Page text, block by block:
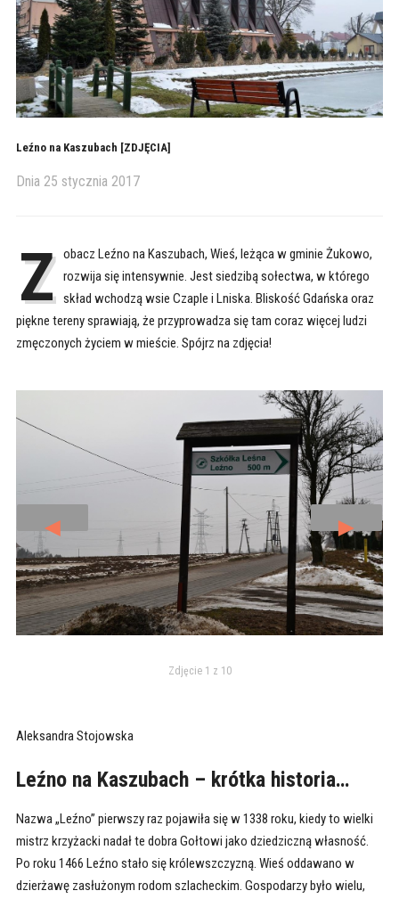
Leźno na Kaszubach [ZDJĘCIA]
Dnia 25 stycznia 2017
Z obacz Leźno na Kaszubach, Wieś, leżąca w gminie Żukowo,
rozwija się intensywnie. Jest siedzibą sołectwa, w którego
skład wchodzą wsie Czaple i Lniska. Bliskość Gdańska oraz
piękne tereny sprawiają, że przyprowadza się tam coraz więcej ludzi
zmęczonych życiem w mieście. Spójrz na zdjęcia!
◄ ►
Zdjęcie 1 z 10
Aleksandra Stojowska
Leźno na Kaszubach – krótka historia…
Nazwa „Leźno” pierwszy raz pojawiła się w 1338 roku, kiedy to wielki
mistrz krzyżacki nadał te dobra Gołtowi jako dziedziczną własność.
Po roku 1466 Leźno stało się królewszczyzną. Wieś oddawano w
dzierżawę zasłużonym rodom szlacheckim. Gospodarzy było wielu,